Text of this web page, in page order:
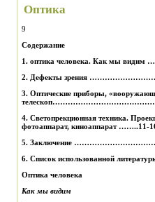
Оптика
9
Содержание
1. оптика человека. Как мы
2. Дефекты зрения
3. Оптические приборы,
4. Светопрекционная техника.
фотоаппарат, киноаппарат ……..11-
5. Заключение
6. Список использованной
Оптика человека
Как мы видим